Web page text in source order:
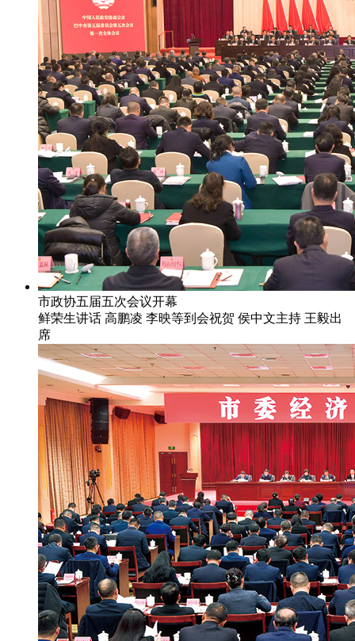
市政协五届五次会议开幕
鲜荣生讲话 高鹏凌 李映等到会祝贺 侯中文主持 王毅出
席